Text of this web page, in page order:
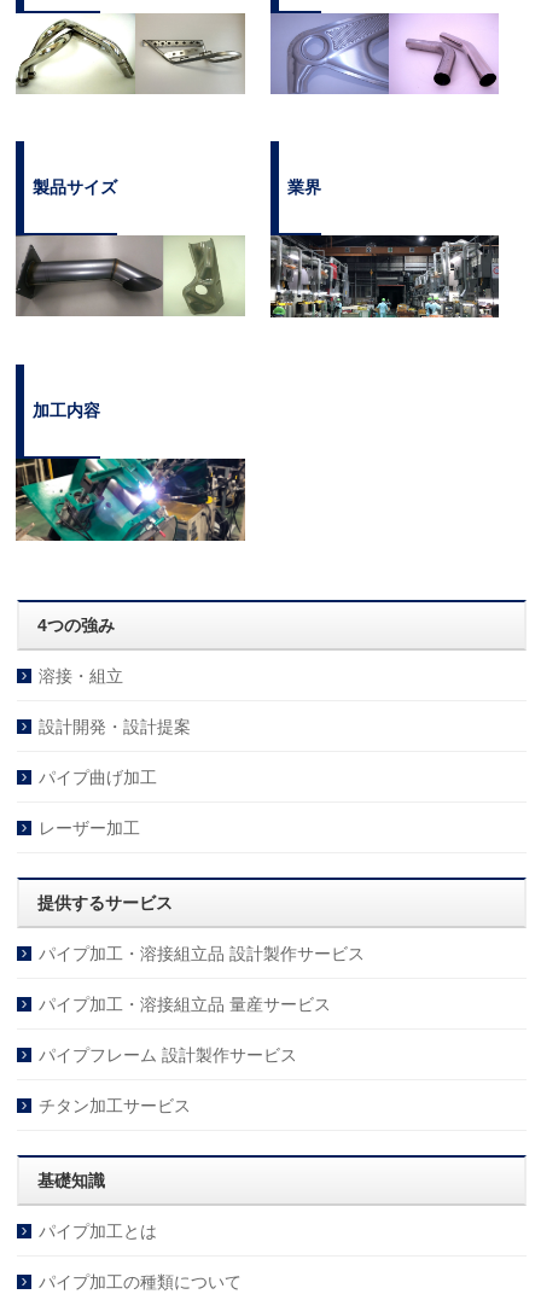
製品サイズ 業界
加工内容
4つの強み
溶接・組立
設計開発・設計提案
パイプ曲げ加工
レーザー加工
提供するサービス
パイプ加工・溶接組立品 設計製作サービス
パイプ加工・溶接組立品 量産サービス
パイプフレーム 設計製作サービス
チタン加工サービス
基礎知識
パイプ加工とは
パイプ加工の種類について